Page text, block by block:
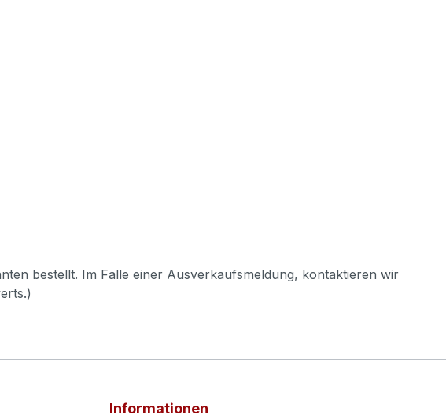
bestellt. Im Falle einer Ausverkaufsmeldung, kontaktieren wir
Informationen